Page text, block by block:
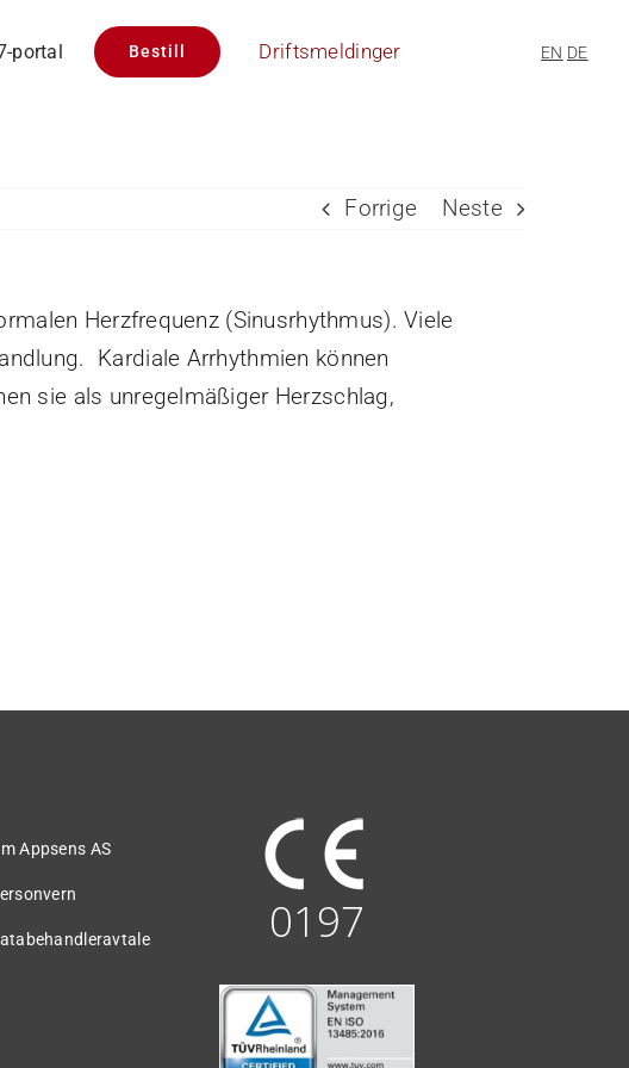
portal Bestill Driftsmeldinger EN DE
Forrige Neste
Herzfrequenz (Sinusrhythmus). Viele
Kardiale Arrhythmien können
sie als unregelmäßiger Herzschlag,
Appsens AS
0197